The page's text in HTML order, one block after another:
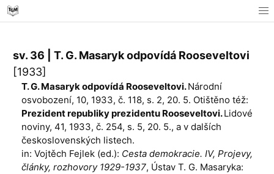
sv. 36 | T. G. Masaryk odpovídá Rooseveltovi
[1933]
T. G. Masaryk odpovídá Rooseveltovi.Národní
osvobození, 10, 1933, č. 118, s. 2, 20. 5. Otištěno též:
Prezident republiky prezidentu Rooseveltovi.Lidové
noviny, 41, 1933, č. 254, s. 5, 20. 5., a v dalších
československých listech.
in: Vojtěch Fejlek (ed.): Cesta demokracie. IV, Projevy,
články, rozhovory 1929-1937, Ústav T. G. Masaryka: